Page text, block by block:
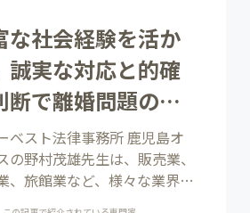
な社会経験を活か
誠実な対応と的確
断で離婚問題の解
と導く
ベスト法律事務所 鹿児島オ
の野村茂雄先生は、販売業、
、旅館業など、様々な業界で